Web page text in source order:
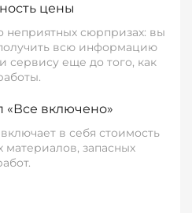
цены
неприятных сюрпризах: вы
всю информацию
сервису еще до того, как
включено»
в себя стоимость
материалов, запасных